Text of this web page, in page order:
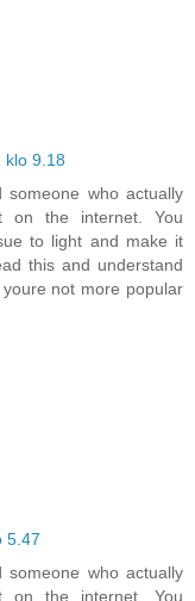
klo 9.18
who actually
on the internet. You
to light and make it
this and understand
not more popular
5.47
who actually
on the internet. You